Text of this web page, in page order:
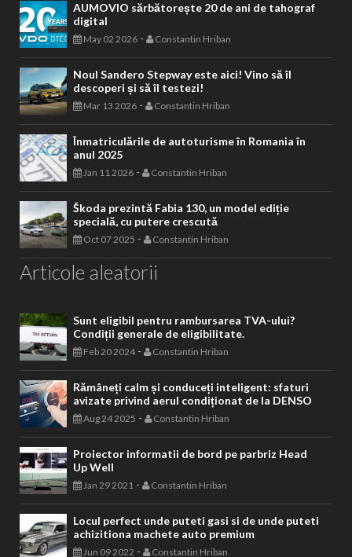
AUMOVIO sărbătorește 20 de ani de tahograf
digital
May 02 2026 - Constantin Hriban
Noul Sandero Stepway este aici! Vino să îl
descoperi și să îl testezi!
Mar 13 2026 - Constantin Hriban
Înmatriculările de autoturisme în Romania în
anul 2025
Jan 11 2026 - Constantin Hriban
Škoda prezintă Fabia 130, un model ediție
specială, cu putere crescută
Oct 07 2025 - Constantin Hriban
Articole aleatorii
Sunt eligibil pentru rambursarea TVA-ului?
Condiții generale de eligibilitate.
Feb 20 2024- Constantin Hriban
Rămâneți calm și conduceți inteligent: sfaturi
avizate privind aerul condiționat de la DENSO
Aug 24 2025 - Constantin Hriban
Proiector informatii de bord pe parbriz Head
Up Well
Jan 29 2021 - Constantin Hriban
Locul perfect unde puteti gasi si de unde puteti
achizitiona machete auto premium
Jun 09 2022 - Constantin Hriban